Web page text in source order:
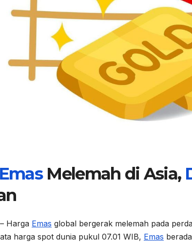
EmasMelemah di Asia,
Harga Emas global bergerak melemah pada
harga spot dunia pukul 07.01 WIB, Emas